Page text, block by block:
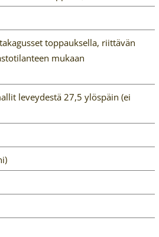
toppauksella, riittävän
mukaan
leveydestä 27,5 ylöspäin (ei